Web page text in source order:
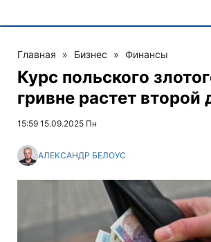
Главная » Бизнес » Финансы
Курс польского
гривне растет второй
15:59 15.09.2025 Пн
АЛЕКСАНДР БЕЛОУС